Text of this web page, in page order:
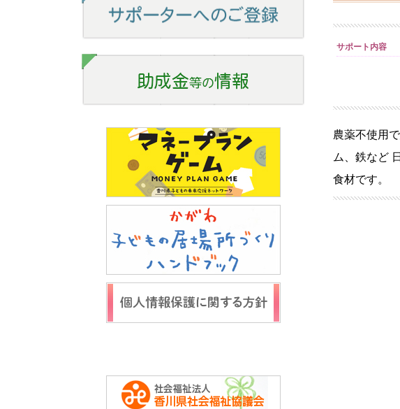
サポート内容
農薬不使⽤
ム、鉄など
⾷材です。